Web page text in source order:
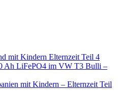
mit Kindern Elternzeit Teil 4
Ah LiFePO4 im VW T3 Bulli –
mit Kindern – Elternzeit Teil